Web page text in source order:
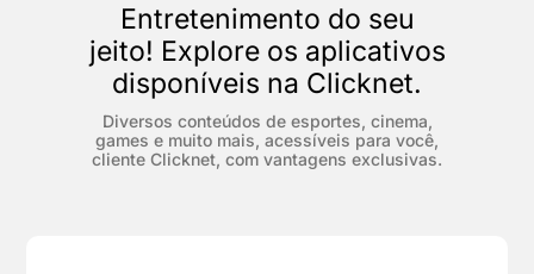
Entretenimento do seu
jeito! Explore os aplicativos
disponíveis na Clicknet.
Diversos conteúdos de esportes, cinema,
games e muito mais, acessíveis para você,
cliente Clicknet, com vantagens exclusivas.